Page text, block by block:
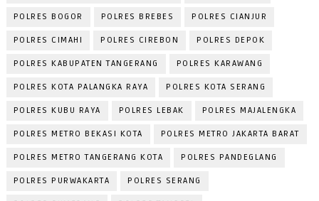
POLRES BOGOR POLRES BREBES POLRES CIANJUR
POLRES CIMAHI POLRES CIREBON POLRES DEPOK
POLRES KABUPATEN TANGERANG POLRES KARAWANG
POLRES KOTA PALANGKA RAYA POLRES KOTA SERANG
POLRES KUBU RAYA POLRES LEBAK POLRES MAJALENGKA
POLRES METRO BEKASI KOTA POLRES METRO JAKARTA BARAT
POLRES METRO TANGERANG KOTA POLRES PANDEGLANG
POLRES PURWAKARTA POLRES SERANG